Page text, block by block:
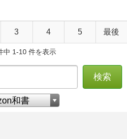
3 4 5 最後
中 1-10 件を表示
検索